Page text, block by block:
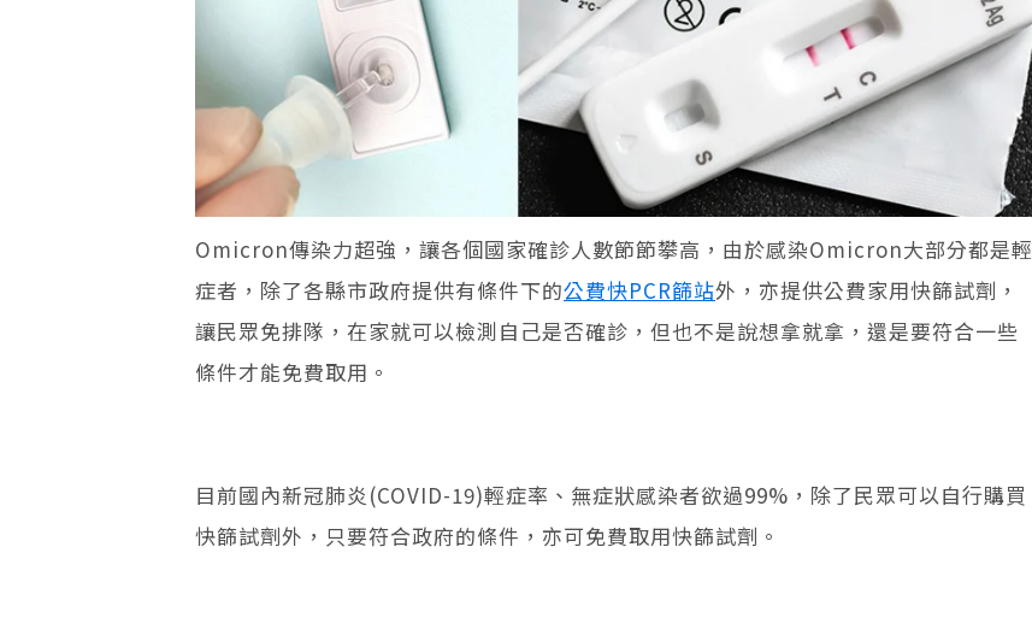
Omicron傳染力超強，讓各個國家確診人數節節攀高，由於感染Omicron大部分都是輕
症者，除了各縣市政府提供有條件下的公費快PCR篩站外，亦提供公費家用快篩試劑，
讓民眾免排隊，在家就可以檢測自己是否確診，但也不是說想拿就拿，還是要符合一些
條件才能免費取用。
目前國內新冠肺炎(COVID-19)輕症率、無症狀感染者欲過99%，除了民眾可以自行購買
快篩試劑外，只要符合政府的條件，亦可免費取用快篩試劑。